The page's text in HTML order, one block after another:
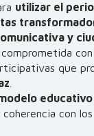
utilizar el
y
con
que
coherencia con